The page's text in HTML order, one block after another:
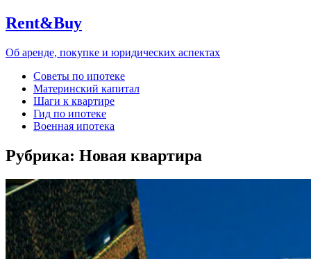
Rent&Buy
Об аренде, покупке и юридических аспектах
Советы по ипотеке
Материнский капитал
Шаги к квартире
Гид по ипотеке
Военная ипотека
Рубрика: Новая квартира